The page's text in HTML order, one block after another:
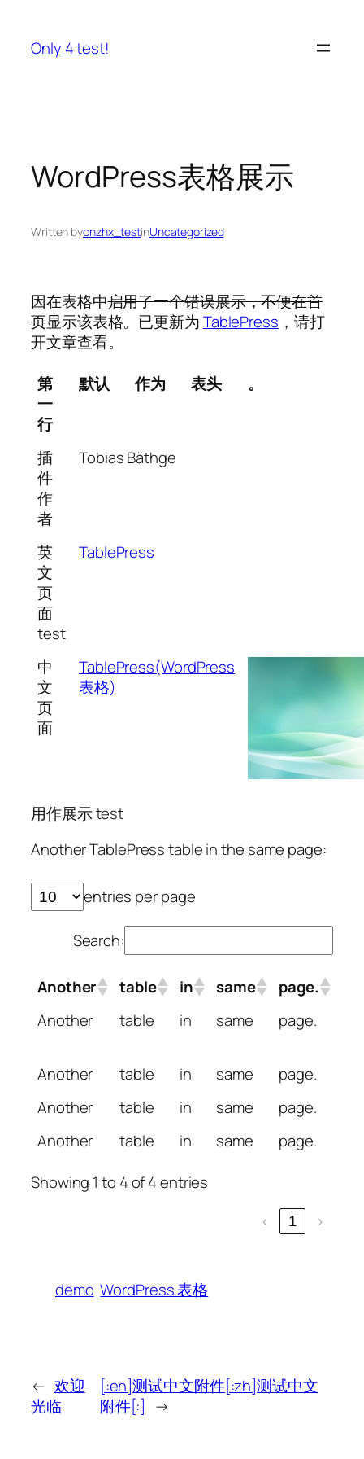
content
Only 4 test!
WordPress表格展示
Written bycnzhx_testinUncategorized
因在表格中启用了一个错误展示，不便在首
页显示该表格。已更新为TablePress ，请打
开文章查看。
第
一
行
默认 作为 表头 。
插
件
作
者
Tobias Bäthge
英
文
页
面
test
TablePress
中
文
页
面
TablePress(WordPress
表格)
用作展示 test
Another TablePress table in the same page:
entries per page
Search:
Another table in same page.
Another
table in same page.
Another table in same page.
Another table in same
page.
Another
table in same
page.
Another
table in same
page.
Showing 1 to 4 of 4 entries
‹ 1 ›
demo WordPress 表格
← 欢迎
光临
[:en]测试中文附件[:zh]测试中文
附件[:] →